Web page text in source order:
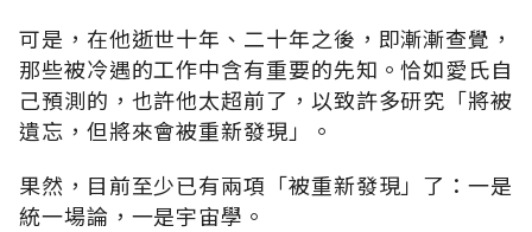
可是，在他逝世十年、二十年之後，即漸漸查覺，
那些被冷遇的工作中含有重要的先知。恰如愛氏自
己預測的，也許他太超前了，以致許多研究「將被
遺忘，但將來會被重新發現」。
果然，目前至少已有兩項「被重新發現」了：一是
統一場論，一是宇宙學。